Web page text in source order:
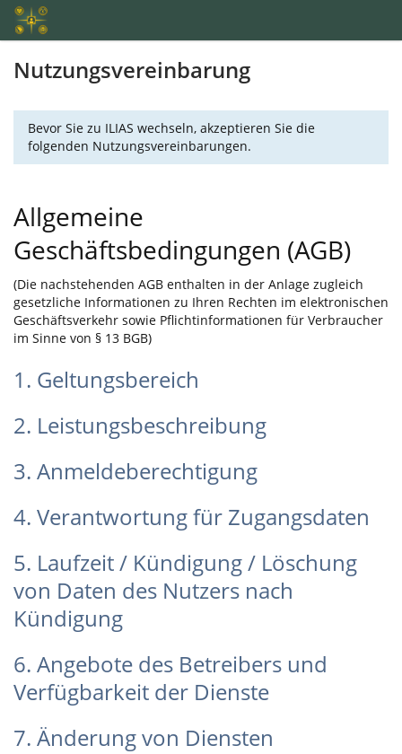
Nutzungsvereinbarung
Bevor Sie zu ILIAS wechseln, akzeptieren Sie die
folgenden Nutzungsvereinbarungen.
Allgemeine
Geschäftsbedingungen (AGB)
(Die nachstehenden AGB enthalten in der Anlage zugleich
gesetzliche Informationen zu Ihren Rechten im elektronischen
Geschäftsverkehr sowie Pflichtinformationen für Verbraucher
im Sinne von § 13 BGB)
1. Geltungsbereich
2. Leistungsbeschreibung
3. Anmeldeberechtigung
4. Verantwortung für Zugangsdaten
5. Laufzeit / Kündigung / Löschung
von Daten des Nutzers nach
Kündigung
6. Angebote des Betreibers und
Verfügbarkeit der Dienste
7. Änderung von Diensten